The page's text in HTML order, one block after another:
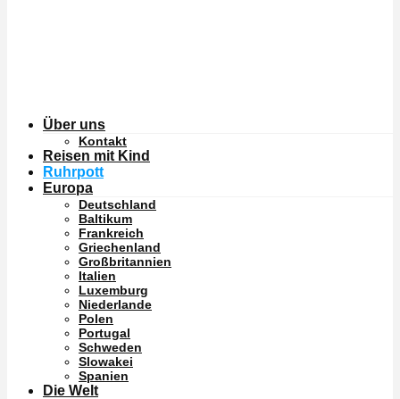
Über uns
Kontakt
Reisen mit Kind
Ruhrpott
Europa
Deutschland
Baltikum
Frankreich
Griechenland
Großbritannien
Italien
Luxemburg
Niederlande
Polen
Portugal
Schweden
Slowakei
Spanien
Die Welt